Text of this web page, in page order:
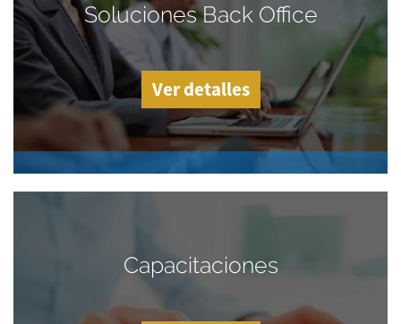
Soluciones Back Office
Ver detalles
Capacitaciones